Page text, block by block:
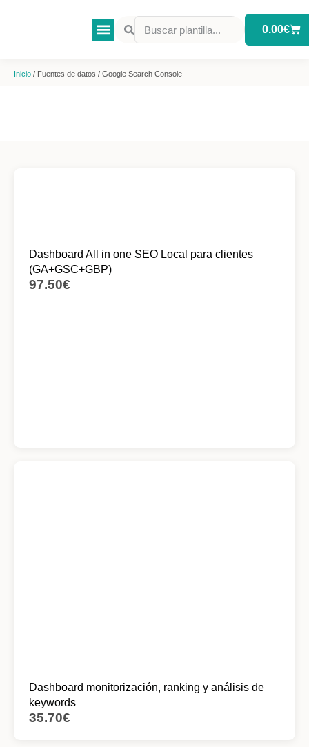
0.00€
Inicio / Fuentes de datos / Google Search Console
Dashboard All in one SEO Local para clientes
(GA+GSC+GBP)
97.50€
Dashboard monitorización, ranking y análisis de
keywords
35.70€